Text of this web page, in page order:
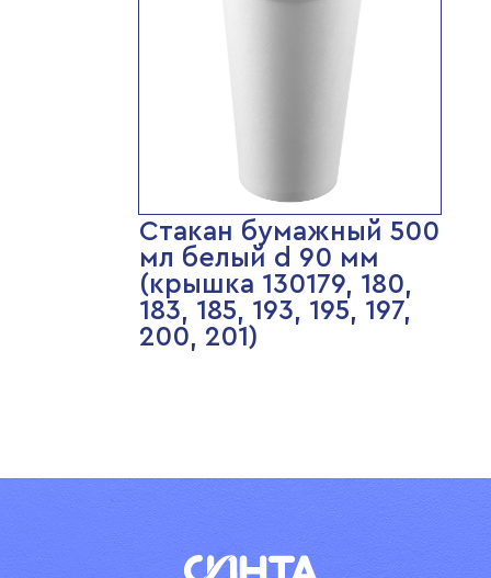
Стакан бумажный 500
мл белый d 90 мм
(крышка 130179, 180,
183, 185, 193, 195, 197,
200, 201)